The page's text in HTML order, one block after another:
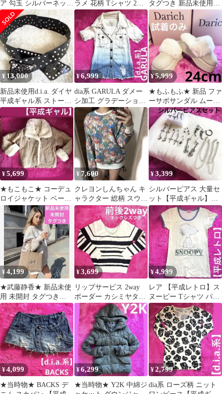
ア 勾玉 シルバーネック
レス【平成ギャル】
ラメ 花柄 Tシャツ 2枚
セット【平成ギャル】
ピンク
タグつき 新品未使用
rienda 花柄スカート
¥13,000
新品未使用d.i.a. ダイヤ
平成ギャル系 ストーン
付き 黒エナメルベルト
黒
¥6,999
dia系 GARULA ダメー
シ加工 グラデーション
デニムシャツ【平成ギ
ャル】
¥5,999
★もふもふ★ 新品 ファ
ーサボサンダル ムート
ンサンダル アイボリー
24cm
¥5,699
★もこもこ★ コーデュ
ロイジャケット ベージ
ュ ファー ボア 【平成
ギャル】M
¥7,600
クレヨンしんちゃん キ
ャラクター 総柄 スウェ
ット トレーナー XL
¥3,399
シルバーピアス 大量セ
ット【平成ギャル】ク
ロス 蜘蛛 ピストル ギ
ター フープ
¥4,199
★武藤静香★ 新品未使
用 未開封 タグつき
Rady キルティングト
ートバック
¥3,699
リップサービス 2way
ボーダー カシミヤタッ
チニット【平成ギャ
ル】ネックレス
¥4,999
レア 【平成レトロ】ス
ヌーピー Tシャツ パス
テルイエロー ビンテー
ジ風
¥4,099
★当時物★ BACKS デ
¥6,299
★当時物★ Y2K 中綿ジ
¥2,799
dia系 ローズ柄 ニット